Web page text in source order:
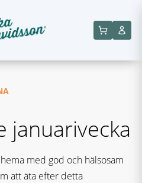
januarivecka
med god och hälsosam
att äta efter detta